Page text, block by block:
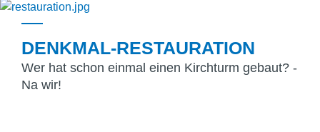
DENKMAL-RESTAURATION
Wer hat schon einmal einen Kirchturm gebaut? -
Na wir!